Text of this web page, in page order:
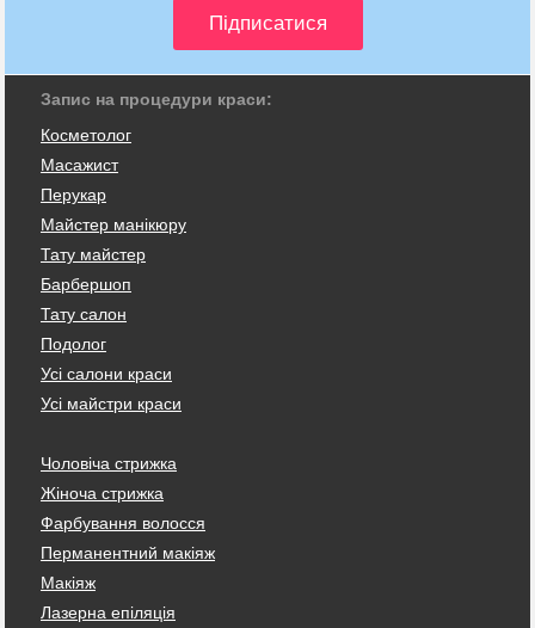
Запис на процедури краси:
Косметолог
Масажист
Перукар
Майстер манікюру
Тату майстер
Барбершоп
Тату салон
Подолог
Усі салони краси
Усі майстри краси
Чоловіча стрижка
Жіноча стрижка
Фарбування волосся
Перманентний макіяж
Макіяж
Лазерна епіляція